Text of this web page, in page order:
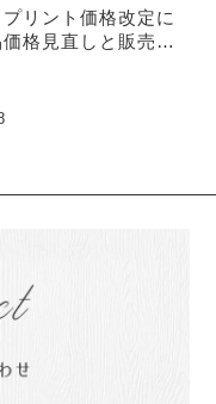
プリント価格改定に
格見直しと販売終